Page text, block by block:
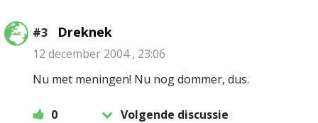
#3 Dreknek
12 december 2004 , 23:06
Nu met meningen! Nu nog dommer, dus.
0
Volgende discussie